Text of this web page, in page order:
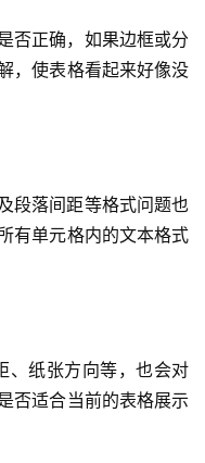
否正确，如果边框或分
，使表格看起来好像没
段落间距等格式问题也
有单元格内的文本格式
、纸张方向等，也会对
否适合当前的表格展示